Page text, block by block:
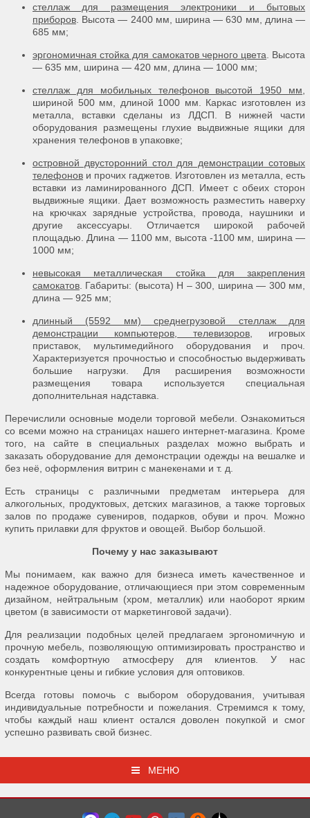
стеллаж для размещения электроники и бытовых
приборов . Высота — 2400 мм, ширина — 630 мм, длина —
685 мм;
эргономичная стойка для самокатов черного цвета . Высота
— 635 мм, ширина — 420 мм, длина — 1000 мм;
стеллаж для мобильных телефонов высотой 1950 мм
шириной 500 мм, длиной 1000 мм. Каркас изготовлен из
металла, вставки сделаны из ЛДСП. В нижней части
оборудования размещены глухие выдвижные ящики для
хранения телефонов в упаковке;
островной двусторонний стол для демонстрации сотовых
телефонов и прочих гаджетов. Изготовлен из металла, есть
вставки из ламинированного ДСП. Имеет с обеих сторон
выдвижные ящики. Дает возможность разместить наверху
на крючках зарядные устройства, провода, наушники и
другие аксессуары. Отличается широкой рабочей
площадью. Длина — 1100 мм, высота -1100 мм, ширина —
1000 мм;
невысокая металлическая стойка для закрепления
самокатов . Габариты: (высота) H – 300, ширина — 300 мм,
длина — 925 мм;
длинный (5592 мм) среднегрузовой стеллаж для
демонстрации компьютеров, телевизоров , игровых
приставок, мультимедийного оборудования и проч.
Характеризуется прочностью и способностью выдерживать
большие нагрузки. Для расширения возможности
размещения товара используется специальная
дополнительная надставка.
Перечислили основные модели торговой мебели. Ознакомиться
со всеми можно на страницах нашего интернет-магазина. Кроме
того, на сайте в специальных разделах можно выбрать и
заказать оборудование для демонстрации одежды на вешалке и
без неё, оформления витрин с манекенами и т. д.
Есть страницы с различными предметам интерьера для
алкогольных, продуктовых, детских магазинов, а также торговых
залов по продаже сувениров, подарков, обуви и проч. Можно
купить прилавки для фруктов и овощей. Выбор большой.
Почему у нас заказывают
Мы понимаем, как важно для бизнеса иметь качественное и
надежное оборудование, отличающиеся при этом современным
дизайном, нейтральным (хром, металлик) или наоборот ярким
цветом (в зависимости от маркетинговой задачи).
Для реализации подобных целей предлагаем эргономичную и
прочную мебель, позволяющую оптимизировать пространство и
создать комфортную атмосферу для клиентов. У нас
конкурентные цены и гибкие условия для оптовиков.
Всегда готовы помочь с выбором оборудования, учитывая
индивидуальные потребности и пожелания. Стремимся к тому,
чтобы каждый наш клиент остался доволен покупкой и смог
успешно развивать свой бизнес.
МЕНЮ